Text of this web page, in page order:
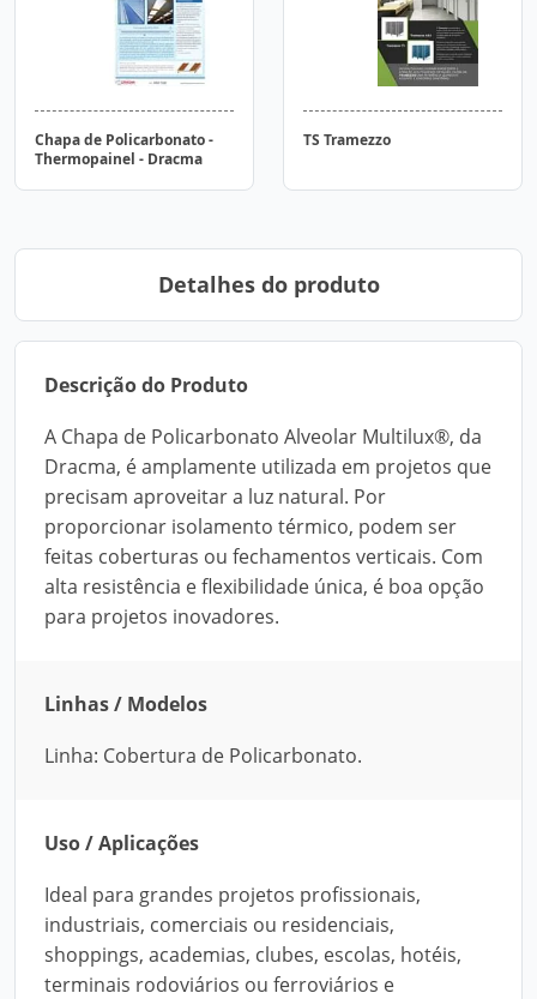
Chapa de Policarbonato -
Thermopainel - Dracma
TS Tramezzo
Detalhes do produto
Descrição do Produto
A Chapa de Policarbonato Alveolar Multilux®, da
Dracma, é amplamente utilizada em projetos que
precisam aproveitar a luz natural. Por
proporcionar isolamento térmico, podem ser
feitas coberturas ou fechamentos verticais. Com
alta resistência e flexibilidade única, é boa opção
para projetos inovadores.
Linhas / Modelos
Linha: Cobertura de Policarbonato.
Uso / Aplicações
Ideal para grandes projetos profissionais,
industriais, comerciais ou residenciais,
shoppings, academias, clubes, escolas, hotéis,
terminais rodoviários ou ferroviários e